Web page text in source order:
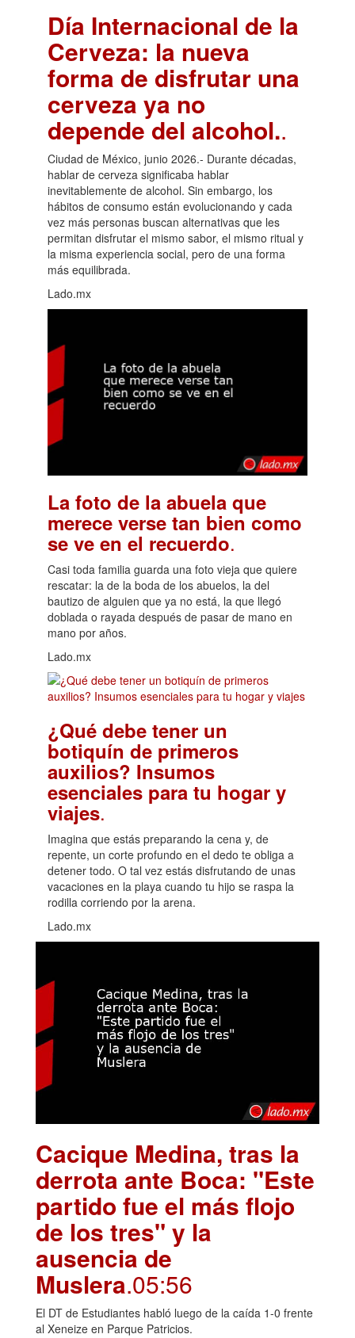
Día Internacional de la
Cerveza: la nueva
forma de disfrutar una
cerveza ya no
depende del alcohol..
Ciudad de México, junio 2026.- Durante décadas,
hablar de cerveza significaba hablar
inevitablemente de alcohol. Sin embargo, los
hábitos de consumo están evolucionando y cada
vez más personas buscan alternativas que les
permitan disfrutar el mismo sabor, el mismo ritual y
la misma experiencia social, pero de una forma
más equilibrada.
Lado.mx
La foto de la abuela que
merece verse tan bien como
se ve en el recuerdo.
Casi toda familia guarda una foto vieja que quiere
rescatar: la de la boda de los abuelos, la del
bautizo de alguien que ya no está, la que llegó
doblada o rayada después de pasar de mano en
mano por años.
Lado.mx
¿Qué debe tener un
botiquín de primeros
auxilios? Insumos
esenciales para tu hogar y
viajes.
Imagina que estás preparando la cena y, de
repente, un corte profundo en el dedo te obliga a
detener todo. O tal vez estás disfrutando de unas
vacaciones en la playa cuando tu hijo se raspa la
rodilla corriendo por la arena.
Lado.mx
Cacique Medina, tras la
derrota ante Boca: "Este
partido fue el más flojo
de los tres" y la
ausencia de
Muslera.05:56
El DT de Estudiantes habló luego de la caída 1-0 frente
al Xeneize en Parque Patricios.